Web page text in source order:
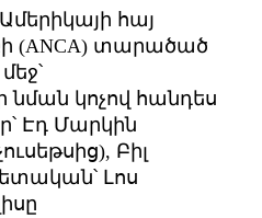
հայ
(ANCA) տարածած
նման կոչով հանդես
Էդ Մարկին
Բիլ
Լոս